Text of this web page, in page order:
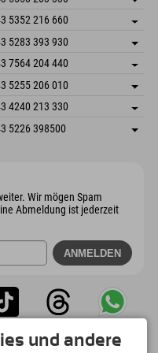
Adresse speichern
Buchen
5352 216 660
Adresse speichern
Anreiseinfos
Buchen
5283 393 930
Adresse speichern
Buchen
7564 204 440
Adresse speichern
Anreiseinfos
Buchen
5255 206 010
Adresse speichern
Buchen
4240 213 330
Adresse speichern
Anreiseinfos
5226 398500
Wir mögen Spam
Abmeldung ist jederzeit
und andere